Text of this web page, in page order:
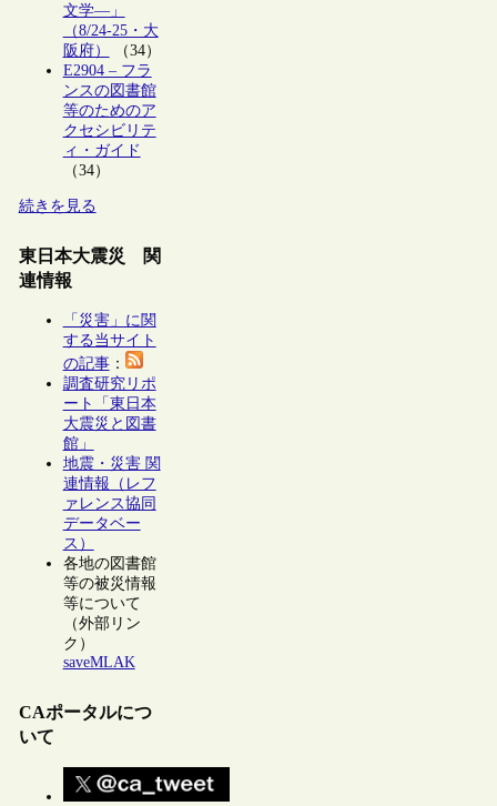
文学―」
（8/24-25・大
阪府）
（34）
E2904 – フラ
ンスの図書館
等のためのア
クセシビリテ
ィ・ガイド
（34）
続きを見る
東日本大震災 関
連情報
「災害」に関
する当サイト
の記事：
調査研究リポ
ート「東日本
大震災と図書
館」
地震・災害 関
連情報（レフ
ァレンス協同
データベー
ス）
各地の図書館
等の被災情報
等について
（外部リン
ク）
saveMLAK
CAポータルにつ
いて